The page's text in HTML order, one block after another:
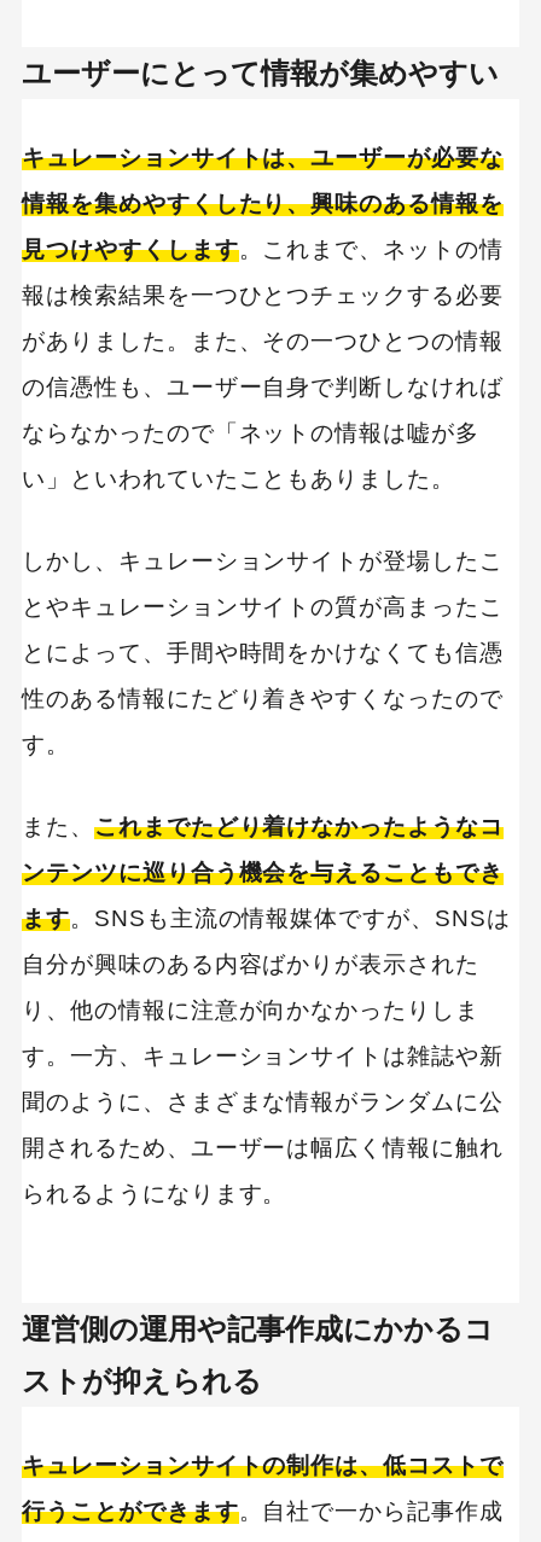
ユーザーにとって情報が集めやすい
キュレーションサイトは、ユーザーが必要な
情報を集めやすくしたり、興味のある情報を
見つけやすくします。これまで、ネットの情
報は検索結果を一つひとつチェックする必要
がありました。また、その一つひとつの情報
の信憑性も、ユーザー自身で判断しなければ
ならなかったので「ネットの情報は嘘が多
い」といわれていたこともありました。
しかし、キュレーションサイトが登場したこ
とやキュレーションサイトの質が高まったこ
とによって、手間や時間をかけなくても信憑
性のある情報にたどり着きやすくなったので
す。
また、 これまでたどり着けなかったようなコ
ンテンツに巡り合う機会を与えることもでき
ます。SNSも主流の情報媒体ですが、SNSは
自分が興味のある内容ばかりが表示された
り、他の情報に注意が向かなかったりしま
す。一方、キュレーションサイトは雑誌や新
聞のように、さまざまな情報がランダムに公
開されるため、ユーザーは幅広く情報に触れ
られるようになります。
運営側の運用や記事作成にかかるコ
ストが抑えられる
キュレーションサイトの制作は、低コストで
行うことができます。自社で一から記事作成